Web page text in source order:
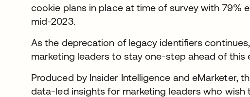
cookie plans in place at time of survey with 79%
mid-2023.
As the deprecation of legacy identifiers
marketing leaders to stay one-step ahead of this
Produced by Insider Intelligence and eMarketer,
data-led insights for marketing leaders who wish